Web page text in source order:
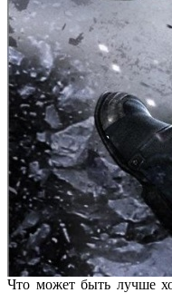
Что может быть лучше